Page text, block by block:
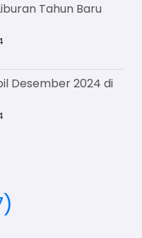
Tahun Baru
Desember 2024 di